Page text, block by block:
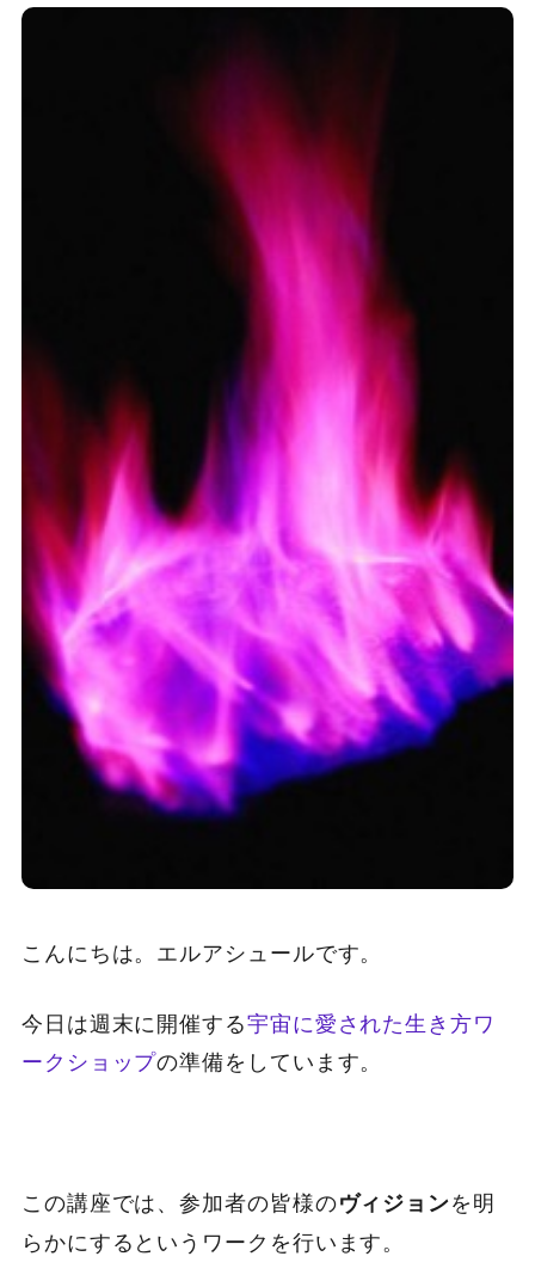
こんにちは。エルアシュールです。
今日は週末に開催する宇宙に愛された生き方ワ
ークショップの準備をしています。
この講座では、参加者の皆様のヴィジョンを明
らかにするというワークを行います。